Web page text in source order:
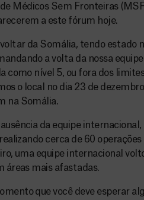
Médicos Sem Fronteiras
a este fórum hoje.
da Somália, tendo estado
a volta da nossa
como nível 5, ou fora dos
o local no dia 23 de
na Somália.
ausência da equipe
cerca de 60
uma equipe internacional
áreas mais afastadas.
que você deve esperar